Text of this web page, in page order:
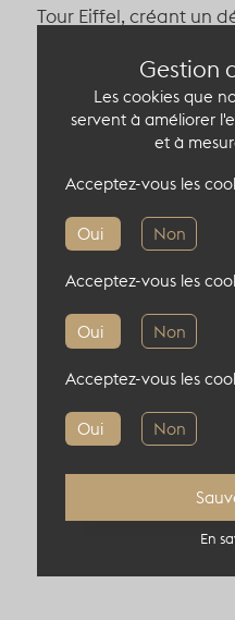
Tour Eiffel, créant un
Accès direct sur rue,
plafond.
Flexibilité totale des
Terrasse
concept.
stratégique, où l’esprit
prestige d’une vue
événementiel,
limitée !
Capacité du lieu
Gestion
Les cookies que
servent à améliorer
et à
Oui Non
Acceptez-vous les
Oui Non
Acceptez-vous les
Oui Non
Acceptez-vous les
En